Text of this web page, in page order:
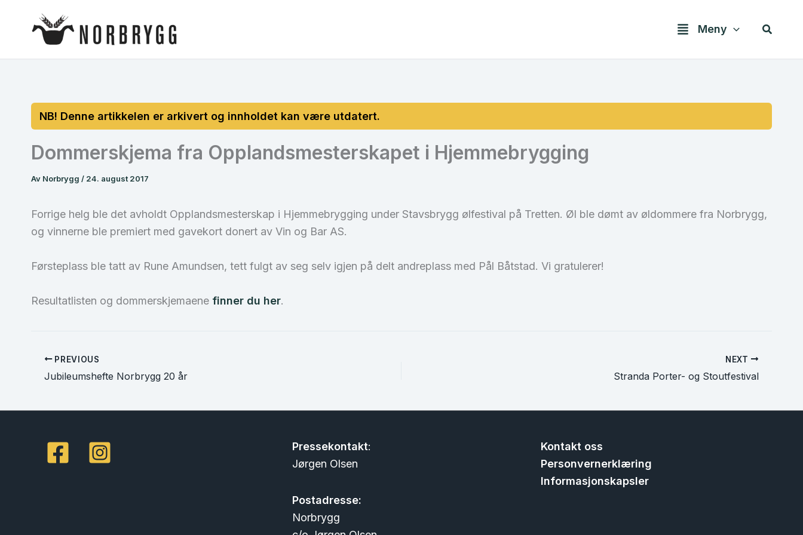
Meny Søk
Dommerskjema fra Opplandsmesterskapet i Hjemmebrygging
Av Norbrygg / 24. august 2017
Forrige helg ble det avholdt Opplandsmesterskap i Hjemmebrygging under Stavsbrygg ølfestival på Tretten. Øl ble dømt av øldommere fra Norbrygg,
og vinnerne ble premiert med gavekort donert av Vin og Bar AS.
Førsteplass ble tatt av Rune Amundsen, tett fulgt av seg selv igjen på delt andreplass med Pål Båtstad. Vi gratulerer!
Resultatlisten og dommerskjemaene finner du her.
PREVIOUS
Jubileumshefte Norbrygg 20 år
NEXT
Stranda Porter- og Stoutfestival
Pressekontakt:
Jørgen Olsen
Postadresse:
Norbrygg
Kontakt oss
Personvernerklæring
Informasjonskapsler